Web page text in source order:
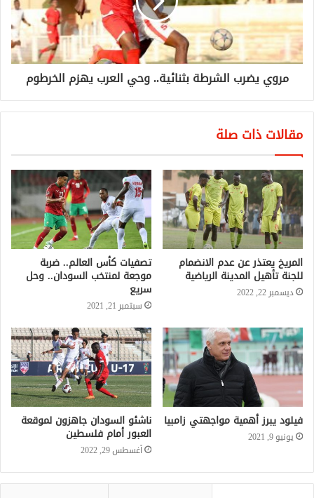
مروي يضرب الشرطة بثنائية.. وحي العرب يهزم الخرطوم
مقالات ذات صلة
المريخ يعتذر عن عدم الانضمام
للجنة تأهيل المدينة الرياضية
ديسمبر 22, 2022
تصفيات كأس العالم.. ضربة
موجعة لمنتخب السودان.. وحل
سريع
سبتمبر 21, 2021
فيلود يبرز أهمية مواجهتي زامبيا
يونيو 9, 2021
ناشئو السودان جاهزون لموقعة
العبور أمام فلسطين
أغسطس 29, 2022